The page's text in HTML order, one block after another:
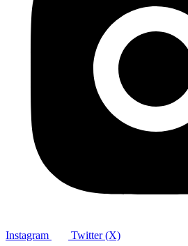
Instagram Twitter (X)